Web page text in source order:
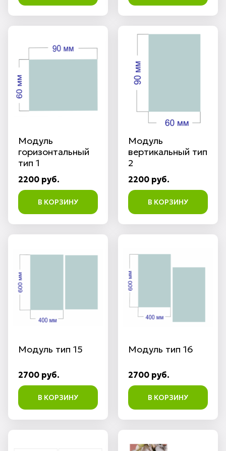
Модуль
горизонтальный
тип 1
2200 руб.
В КОРЗИНУ
Модуль
вертикальный тип
2
2200 руб.
В КОРЗИНУ
Модуль тип 15
2700 руб.
В КОРЗИНУ
Модуль тип 16
2700 руб.
В КОРЗИНУ